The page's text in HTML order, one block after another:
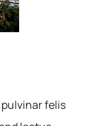
felis